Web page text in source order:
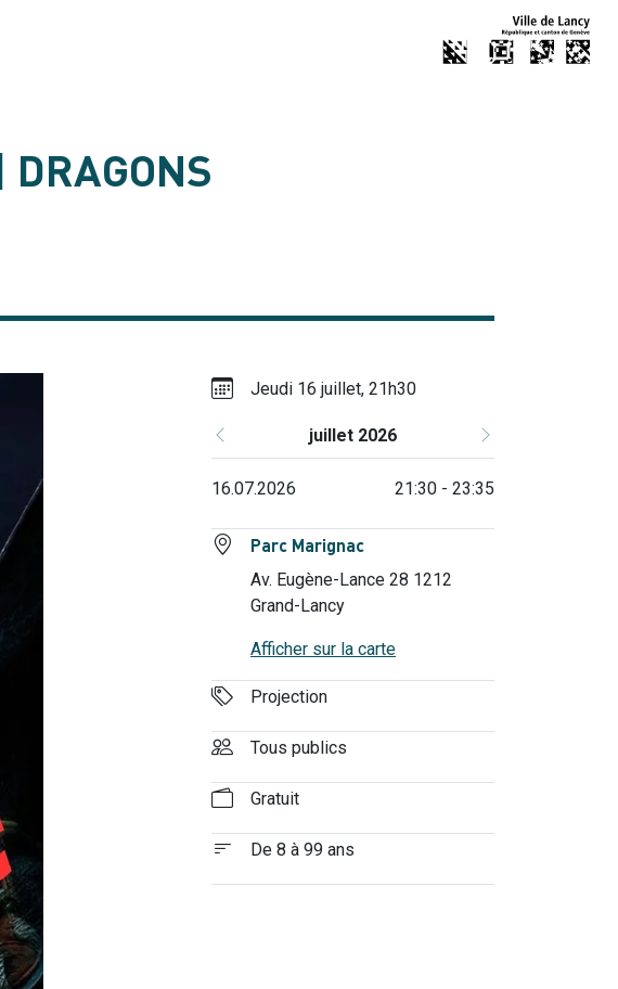
Jeudi 16 juillet, 21h30
juillet 2026
16.07.2026 21:30 - 23:35
Précédent Suivant
Parc Marignac
Av. Eugène-Lance 28 1212
Grand-Lancy
Afficher sur la carte
Projection
Tous publics
Gratuit
De 8 à 99 ans